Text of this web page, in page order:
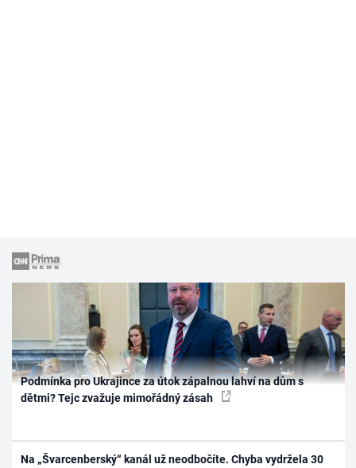
Podmínka pro Ukrajince za útok zápalnou lahví na dům s
dětmi? Tejc zvažuje mimořádný zásah
Na „Švarcenberský“ kanál už neodbočíte. Chyba vydržela 30